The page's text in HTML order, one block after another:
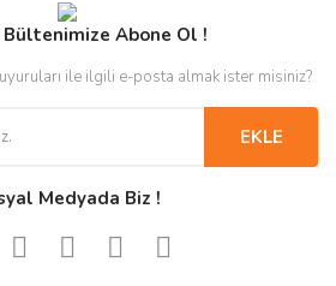
Abone Ol !
ile ilgili e-posta almak ister misiniz?
EKLE
Medyada Biz !